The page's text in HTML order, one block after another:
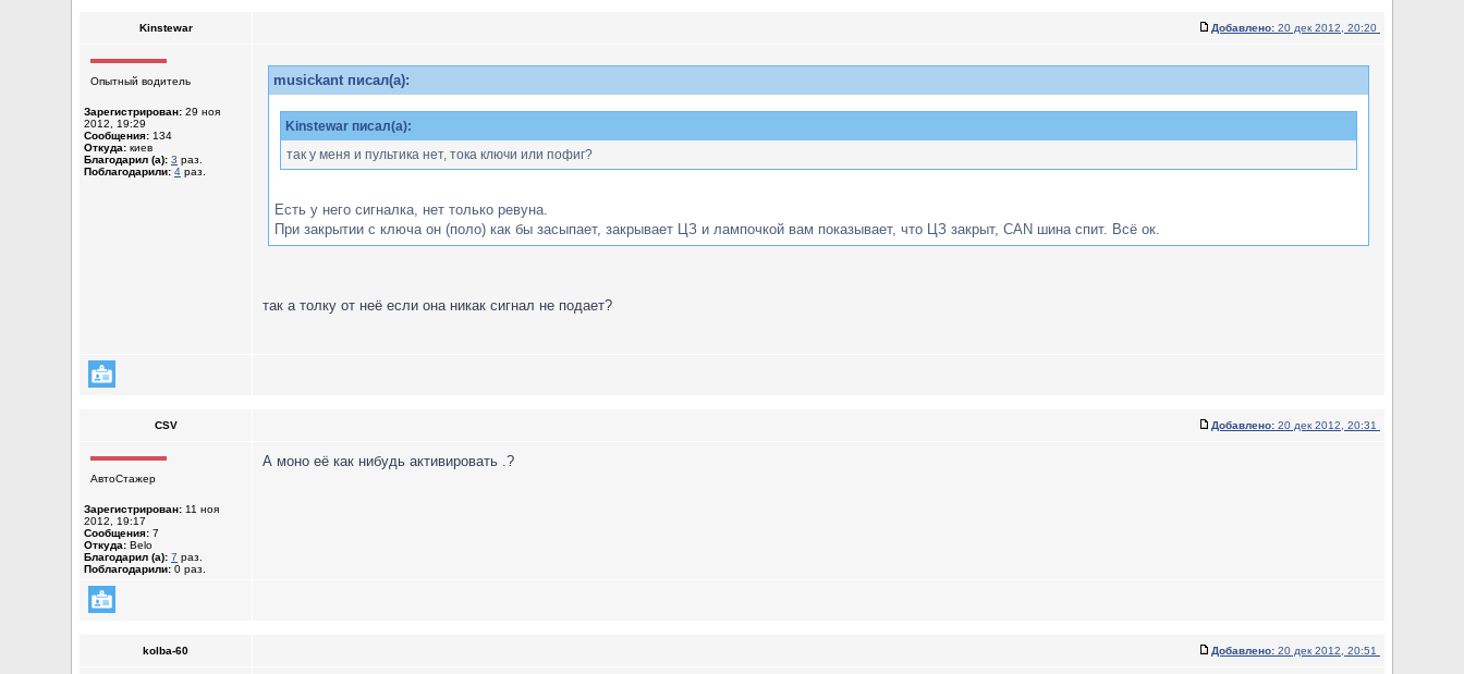
Kinstewar Добавлено: 20 дек 2012, 20:20
Опытный водитель
Зарегистрирован: 29 ноя
2012, 19:29
Сообщения: 134
Откуда: киев
Благодарил (а): 3 раз.
Поблагодарили: 4 раз.
musickant писал(а):
Kinstewar писал(а):
так у меня и пультика нет, тока ключи или пофиг?
Есть у него сигналка, нет только ревуна.
При закрытии с ключа он (поло) как бы засыпает, закрывает ЦЗ и лампочкой вам показывает, что ЦЗ закрыт, CAN шина спит. Всё ок.
так а толку от неё если она никак сигнал не подает?
CSV Добавлено: 20 дек 2012, 20:31
АвтоСтажер
Зарегистрирован: 11 ноя
2012, 19:17
Сообщения: 7
Откуда: Belo
Благодарил (а): 7 раз.
Поблагодарили: 0 раз.
А моно её как нибудь активировать .?
kolba-60 Добавлено: 20 дек 2012, 20:51